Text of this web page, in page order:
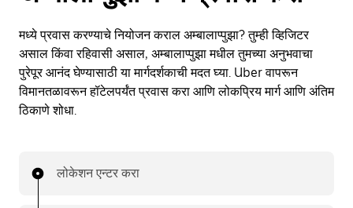
मध्ये प्रवास करण्याचे नियोजन कराल अम्बालाप्पुझा? तुम्ही व्हिजिटर
असाल किंवा रहिवासी असाल, अम्बालाप्पुझा मधील तुमच्या अनुभवाचा
पुरेपूर आनंद घेण्यासाठी या मार्गदर्शकाची मदत घ्या. Uber वापरून
विमानतळावरून हॉटेलपर्यंत प्रवास करा आणि लोकप्रिय मार्ग आणि अंतिम
ठिकाणे शोधा.
लोकेशन एन्टर करा